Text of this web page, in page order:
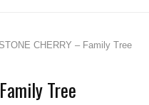
CHERRY – Family Tree
Tree